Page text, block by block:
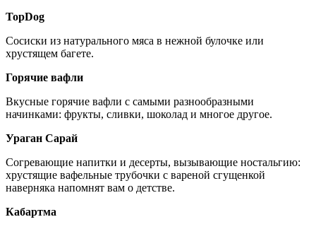
TopDog
Сосиски из натурального мяса в нежной булочке или
хрустящем багете.
Горячие вафли
Вкусные горячие вафли с самыми разнообразными
начинками: фрукты, сливки, шоколад и многое другое.
Ураган Сарай
Согревающие напитки и десерты, вызывающие ностальгию:
хрустящие вафельные трубочки с вареной сгущенкой
наверняка напомнят вам о детстве.
Кабартма